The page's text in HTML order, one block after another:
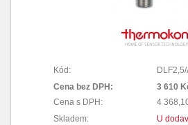
Kód:
Cena bez DPH:
3 610
Cena s DPH:
4
Skladem:
U